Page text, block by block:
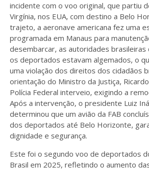
incidente com o voo original, que partiu
Virgínia, nos EUA, com destino a Belo
trajeto, a aeronave americana fez uma
programada em Manaus para
desembarcar, as autoridades brasileiras
os deportados estavam algemados, o
uma violação dos direitos dos cidadãos
orientação do Ministro da Justiça,
Polícia Federal interveio, exigindo a
Após a intervenção, o presidente Luiz
determinou que um avião da FAB
dos deportados até Belo Horizonte,
dignidade e segurança.
Este foi o segundo voo de deportados
Brasil em 2025, refletindo o aumento